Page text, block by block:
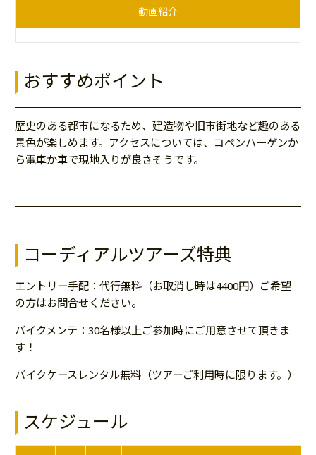
動画紹介
おすすめポイント
歴史のある都市になるため、建造物や旧市街地など趣のある
景色が楽しめます。アクセスについては、コペンハーゲンか
ら電車か車で現地入りが良さそうです。
コーディアルツアーズ特典
エントリー手配：代行無料（お取消し時は4400円）ご希望
の方はお問合せください。
バイクメンテ：30名様以上ご参加時にご用意させて頂きま
す！
バイクケースレンタル無料（ツアーご利用時に限ります。）
スケジュール